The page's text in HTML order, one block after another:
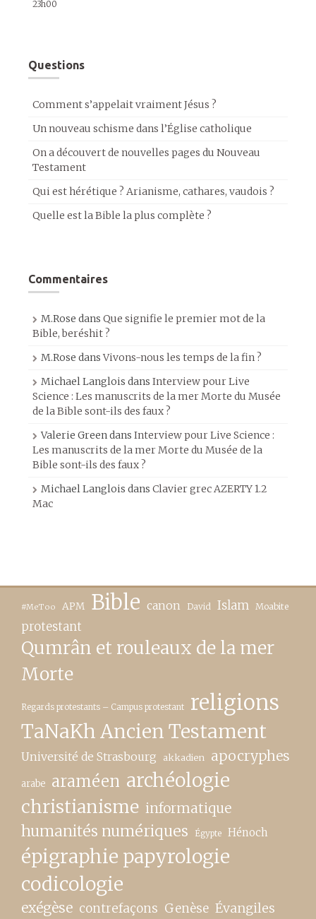
23h00
Questions
Comment s’appelait vraiment Jésus ?
Un nouveau schisme dans l’Église catholique
On a découvert de nouvelles pages du Nouveau
Testament
Qui est hérétique ? Arianisme, cathares, vaudois ?
Quelle est la Bible la plus complète ?
Commentaires
M.Rose dans Que signifie le premier mot de la
Bible, beréshit ?
M.Rose dansVivons-nous les temps de la fin ?
Michael Langlois dans Interview pour Live
Science : Les manuscrits de la mer Morte du Musée
de la Bible sont-ils des faux ?
Valerie Greendans Interview pour Live Science :
Les manuscrits de la mer Morte du Musée de la
Bible sont-ils des faux ?
Michael Langlois dans Clavier grec AZERTY 1.2
Mac
#MeToo APM Bible canon David Islam Moabite
protestant
Qumrân et rouleaux de la mer
Morte
Regards protestants – Campus protestant religions
TaNaKh Ancien Testament
Université de Strasbourg akkadien apocryphes
arabe araméen archéologie
christianisme informatique
humanités numériques Égypte Hénoch
épigraphie papyrologie
codicologie
exégèse contrefaçons Genèse Évangiles